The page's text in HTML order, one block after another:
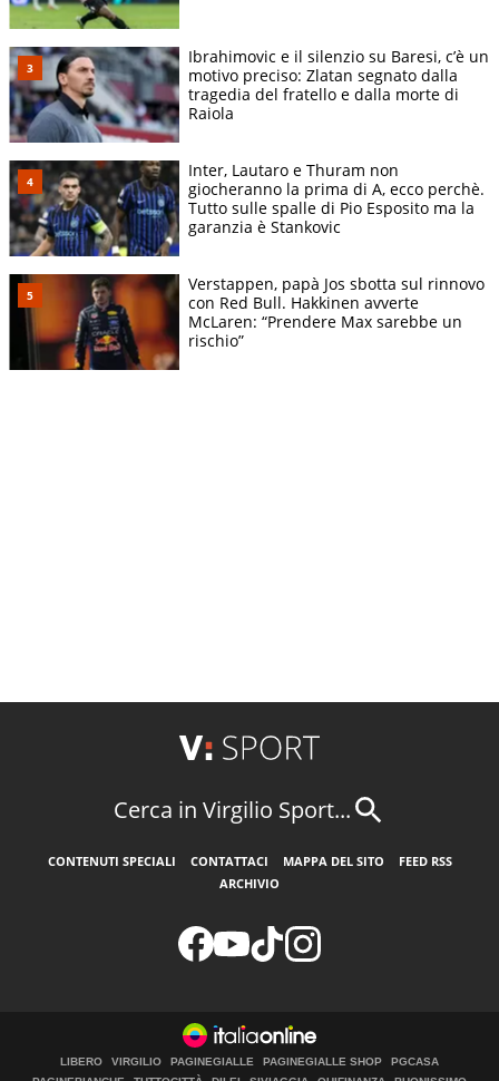
Ibrahimovic e il silenzio su Baresi, c’è un
motivo preciso: Zlatan segnato dalla
tragedia del fratello e dalla morte di
Raiola
Inter, Lautaro e Thuram non
giocheranno la prima di A, ecco perchè.
Tutto sulle spalle di Pio Esposito ma la
garanzia è Stankovic
Verstappen, papà Jos sbotta sul rinnovo
con Red Bull. Hakkinen avverte
McLaren: “Prendere Max sarebbe un
rischio”
Cerca in Virgilio Sport...
CONTENUTI SPECIALI CONTATTACI MAPPA DEL SITO
FEED RSS
ARCHIVIO
LIBERO VIRGILIO PAGINEGIALLE PAGINEGIALLE SHOP
PGCASA